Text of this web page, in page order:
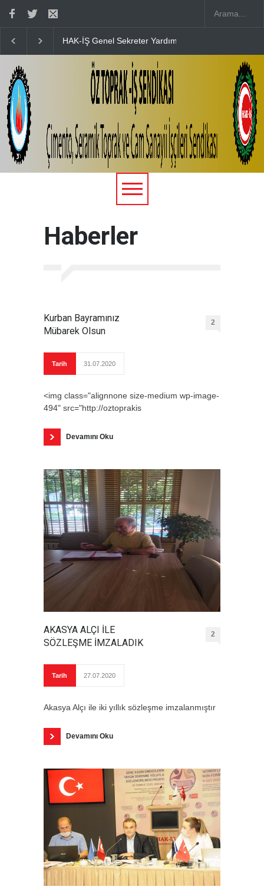
Merasimine Katılım Sağladık 15 TEMMUZ’UN 10. YILINDA
Haberler
Kurban Bayramınız
Mübarek Olsun
2
Tarih 31.07.2020
<img class="alignnone size-medium wp-image-
494" src="http://oztoprakis
Devamını Oku
AKASYA ALÇI İLE
SÖZLEŞME İMZALADIK
2
Tarih 27.07.2020
Akasya Alçı ile iki yıllık sözleşme imzalanmıştır
Devamını Oku